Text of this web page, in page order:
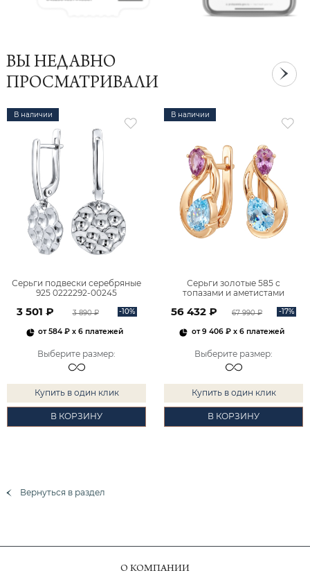
ВЫ НЕДАВНО
ПРОСМАТРИВАЛИ
В наличии
Серьги подвески серебряные
925 0222292-00245
3 501 ₽ 3 890 ₽ -10%
от584 ₽ x 6 платежей
Выберите размер:
Купить в один клик
В КОРЗИНУ
В наличии
Серьги золотые 585 с
топазами и аметистами
56 432 ₽ 67 990 ₽ -17%
от9 406 ₽x 6 платежей
Выберите размер:
Купить в один клик
В КОРЗИНУ
Вернуться в раздел
О КОМПАНИИ